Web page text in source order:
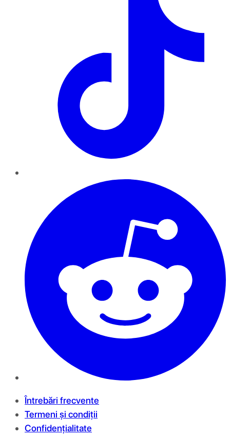
Întrebări frecvente
Termeni și condiții
Confidențialitate